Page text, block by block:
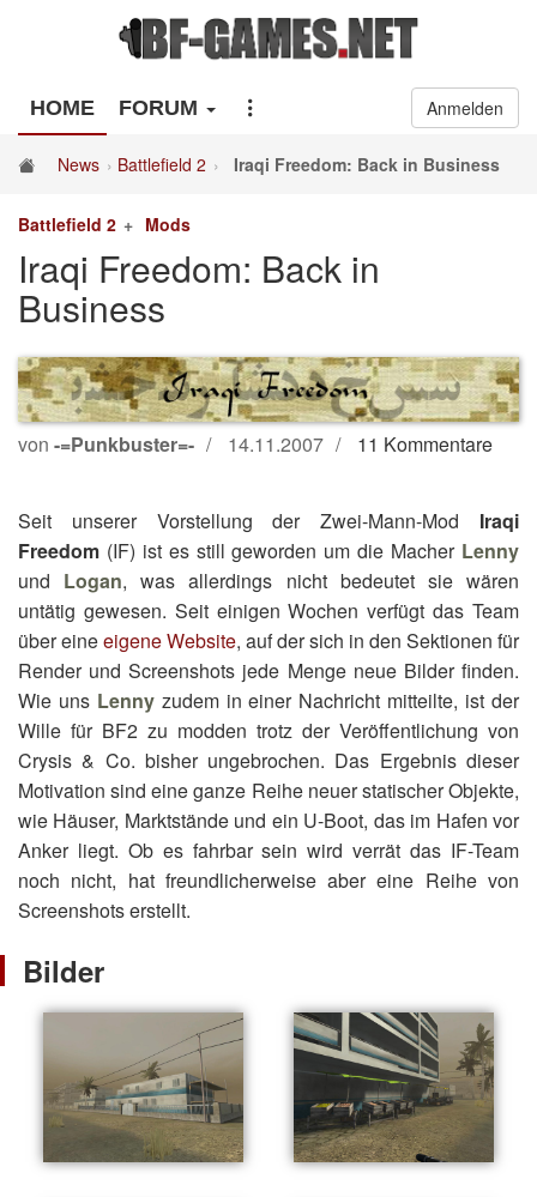
HOME FORUM Anmelden
News Battlefield 2 Iraqi Freedom: Back in Business
Battlefield 2 Mods
Iraqi Freedom: Back in
Business
von -=Punkbuster=- 14.11.2007 11 Kommentare
Seit unserer Vorstellung der Zwei-Mann-Mod Iraqi
Freedom (IF) ist es still geworden um die Macher Lenny
und Logan, was allerdings nicht bedeutet sie wären
untätig gewesen. Seit einigen Wochen verfügt das Team
über eineeigene Website, auf der sich in den Sektionen für
Render und Screenshots jede Menge neue Bilder finden.
Wie uns Lennyzudem in einer Nachricht mitteilte, ist der
Wille für BF2 zu modden trotz der Veröffentlichung von
Crysis & Co. bisher ungebrochen. Das Ergebnis dieser
Motivation sind eine ganze Reihe neuer statischer Objekte,
wie Häuser, Marktstände und ein U-Boot, das im Hafen vor
Anker liegt. Ob es fahrbar sein wird verrät das IF-Team
noch nicht, hat freundlicherweise aber eine Reihe von
Screenshots erstellt.
Bilder